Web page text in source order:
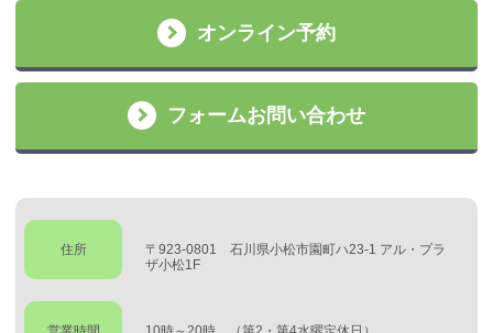
オンライン予約
フォームお問い合わせ
住所
〒923-0801 石川県小松市園町ハ23-1 アル・プラ
ザ小松1F